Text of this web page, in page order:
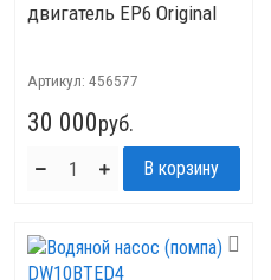
двигатель EP6 Original
Артикул: 456577
30 000руб.